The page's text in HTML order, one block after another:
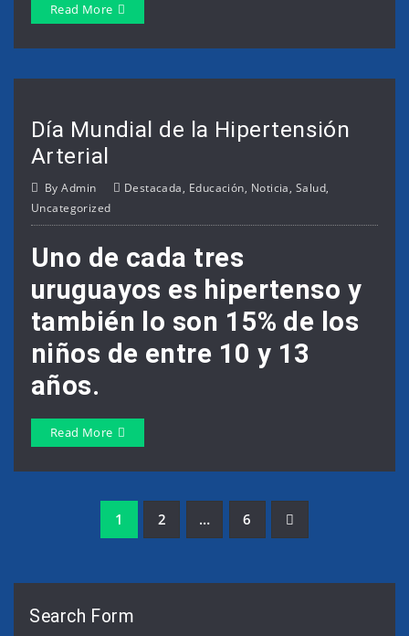
Read More
Día Mundial de la Hipertensión
Arterial
ByAdmin Destacada, Educación, Noticia, Salud,
Uncategorized
Uno de cada tres
uruguayos es hipertenso y
también lo son 15% de los
niños de entre 10 y 13
años.
Read More
Navegación
entradas
1 2 … 6
Search Form